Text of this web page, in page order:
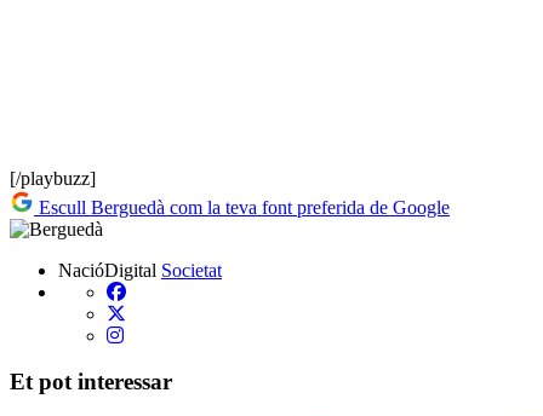
[/playbuzz]
Escull Berguedà com la teva font preferida de Google
NacióDigital Societat
Et pot interessar